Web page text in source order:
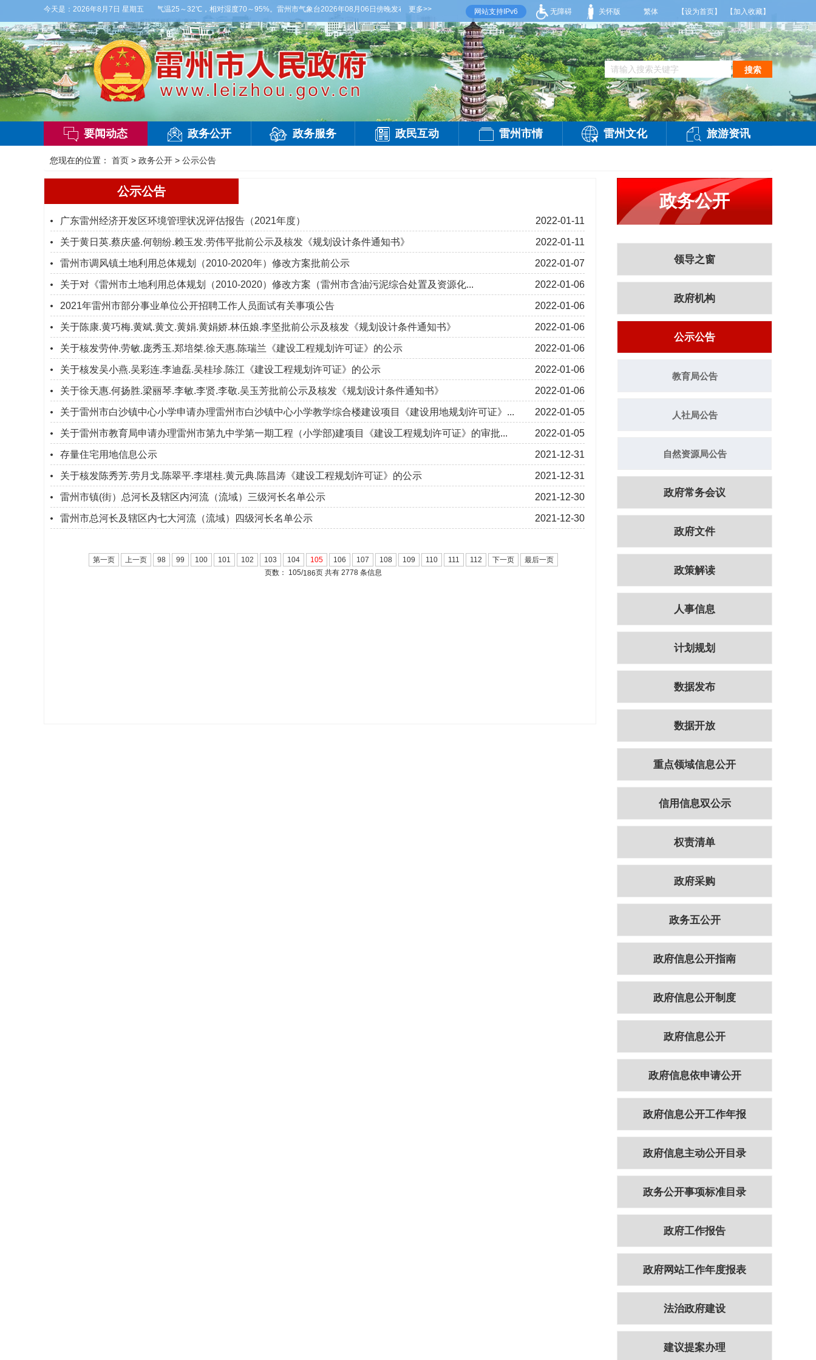
今天是： 2026年8月7日 星期五
云，有雷阵雨，局部大雨，东南风2～3级，气温25～32℃，相对湿度70～95%。雷州市气象台2026年08月06日傍晚发布【雷州晚间天气】今晚到明天白天，阴天间多云，有雷阵雨，局部大雨，东南风2～3级，气温25～32℃，相对湿度70～95%。雷
更多>> 网站支持IPv6 无障碍 关怀版 繁体 【设为首页】 【加入收藏】
搜索
要闻动态 政务公开 政务服务 政民互动 雷州市情 雷州文化 旅游资讯
您现在的位置： 首页 > 政务公开 > 公示公告
公示公告
2022-01-11
广东雷州经济开发区环境管理状况评估报告（2021年度）
2022-01-11
关于黄日英.蔡庆盛.何朝纷.赖玉发.劳伟平批前公示及核发《规划设计条件通知书》
2022-01-07
雷州市调风镇土地利用总体规划（2010-2020年）修改方案批前公示
2022-01-06
关于对《雷州市土地利用总体规划（2010-2020）修改方案（雷州市含油污泥综合处置及资源化...
2022-01-06
2021年雷州市部分事业单位公开招聘工作人员面试有关事项公告
2022-01-06
关于陈康.黄巧梅.黄斌.黄文.黄娟.黄娟娇.林伍娘.李坚批前公示及核发《规划设计条件通知书》
2022-01-06
关于核发劳仲.劳敏.庞秀玉.郑培桀.徐天惠.陈瑞兰《建设工程规划许可证》的公示
2022-01-06
关于核发吴小燕.吴彩连.李迪磊.吴桂珍.陈江《建设工程规划许可证》的公示
2022-01-06
关于徐天惠.何扬胜.梁丽琴.李敏.李贤.李敬.吴玉芳批前公示及核发《规划设计条件通知书》
2022-01-05
关于雷州市白沙镇中心小学申请办理雷州市白沙镇中心小学教学综合楼建设项目《建设用地规划许可证》...
2022-01-05
关于雷州市教育局申请办理雷州市第九中学第一期工程（小学部)建项目《建设工程规划许可证》的审批...
2021-12-31
存量住宅用地信息公示
2021-12-31
关于核发陈秀芳.劳月戈.陈翠平.李堪桂.黄元典.陈昌涛《建设工程规划许可证》的公示
2021-12-30
雷州市镇(街）总河长及辖区内河流（流域）三级河长名单公示
2021-12-30
雷州市总河长及辖区内七大河流（流域）四级河长名单公示
第一页 上一页 98 99 100 101 102 103 104 105 106 107 108 109 110 111 112 下一页
最后一页
页数：
105/186页 共有 2778 条信息
政务公开
领导之窗
政府机构
公示公告
教育局公告
人社局公告
自然资源局公告
政府常务会议
政府文件
政策解读
人事信息
计划规划
数据发布
数据开放
重点领域信息公开
信用信息双公示
权责清单
政府采购
政务五公开
政府信息公开指南
政府信息公开制度
政府信息公开
政府信息依申请公开
政府信息公开工作年报
政府信息主动公开目录
政务公开事项标准目录
政府工作报告
政府网站工作年度报表
法治政府建设
建议提案办理